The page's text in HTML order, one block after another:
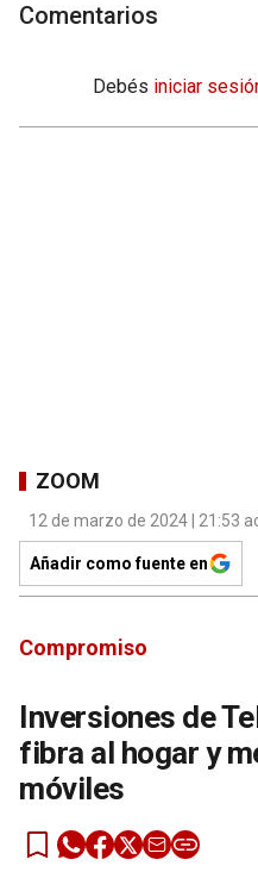
Comentarios
Debés iniciar
ZOOM
12 de marzo de 2024 | 21:53
Añadir como fuente en
Compromiso
Inversiones de
fibra al hogar y
móviles